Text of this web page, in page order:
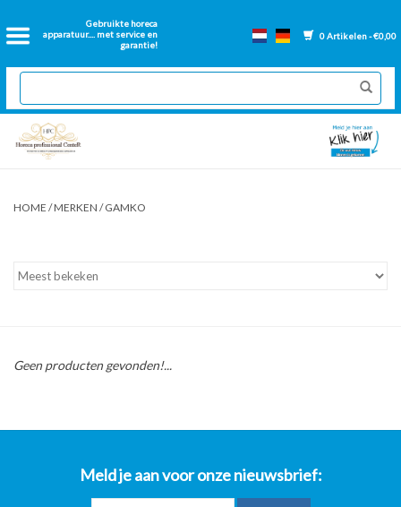
Gebruikte horeca
apparatuur.... met service en
garantie!
0 Artikelen - €0,00
Home
2dehands Horeca
Nieuwe apparatuur
Onderdelen bakwanden
Over ons
HOME /MERKEN /GAMKO
Geen producten gevonden!...
Meld je aan voor onze nieuwsbrief: